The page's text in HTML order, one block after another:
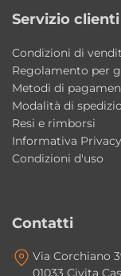
finiture
Dotazione:
piani
Stile:
Made in Italy
Perché
combina
Ideale per
Servizio clienti
Condizioni di
Regolamento per
Metodi di
Modalità di
Resi e rimborsi
Informativa Privacy
Condizioni d'uso
Contatti
Via Corchiano
01033 Civita